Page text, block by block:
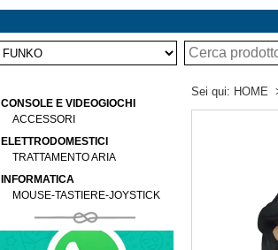
CONSOLE E VIDEOGIOCHI
ACCESSORI
ELETTRODOMESTICI
TRATTAMENTO ARIA
INFORMATICA
MOUSE-TASTIERE-JOYSTICK
Sei qui: HOME